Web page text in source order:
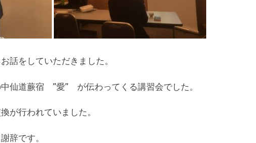
話をしていただきました。
仙道蕨宿 ”愛” が伝わってくる講習会でした。
が行われていました。
辞です。